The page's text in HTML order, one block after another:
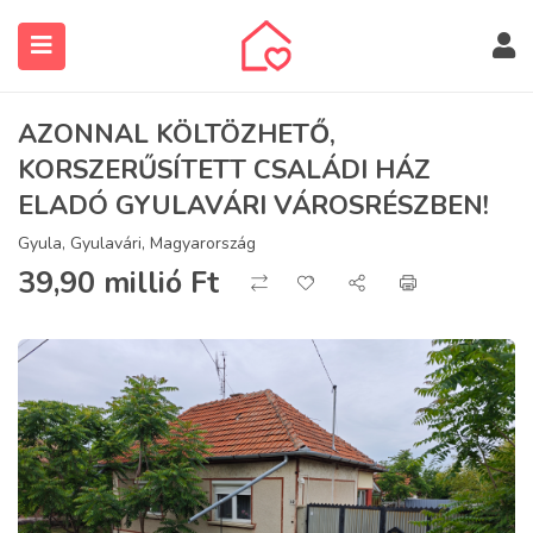
(Ingatlanos keresése)
AZONNAL KÖLTÖZHETŐ,
KORSZERŰSÍTETT CSALÁDI HÁZ
ELADÓ GYULAVÁRI VÁROSRÉSZBEN!
Gyula, Gyulavári, Magyarország
39,90 millió Ft